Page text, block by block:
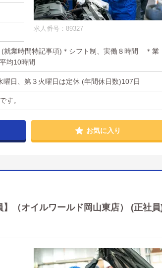
求人番号：89327
時間特記事項)＊シフト制、実働８時間 ＊業
均10時間
日、第３火曜日は定休 (年間休日数)107日
す。
お気に入り
（オイルワールド岡山東店） (正社